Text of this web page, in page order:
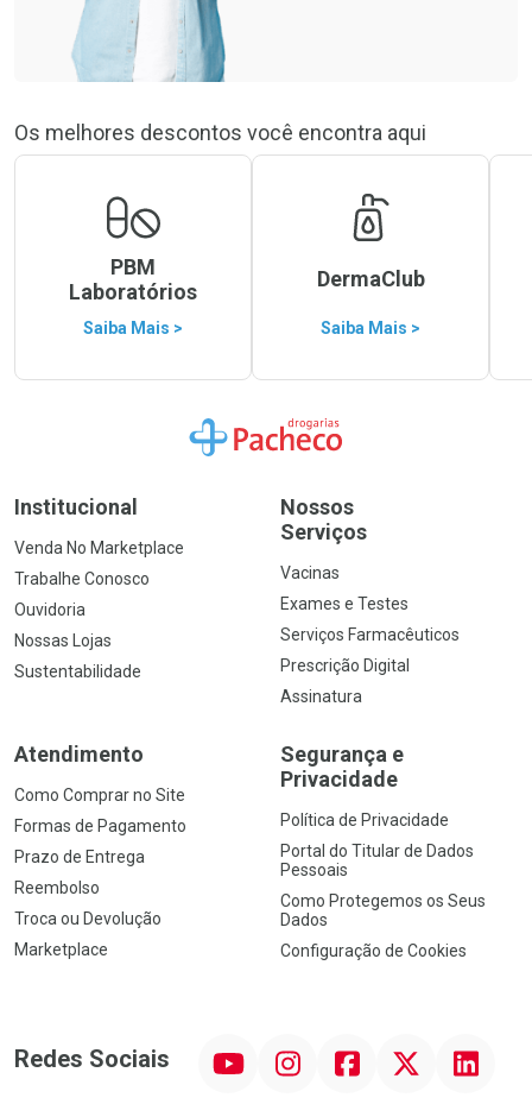
Os melhores descontos você encontra aqui
PBM
Laboratórios
Saiba Mais >
DermaClub
Saiba Mais >
Ir para a Home
Institucional
Venda No Marketplace
Trabalhe Conosco
Ouvidoria
Nossas Lojas
Sustentabilidade
Nossos
Serviços
Vacinas
Exames e Testes
Serviços Farmacêuticos
Prescrição Digital
Assinatura
Atendimento
Como Comprar no Site
Formas de Pagamento
Prazo de Entrega
Reembolso
Troca ou Devolução
Marketplace
Segurança e
Privacidade
Política de Privacidade
Portal do Titular de Dados
Pessoais
Como Protegemos os Seus
Dados
Configuração de Cookies
Redes Sociais InstagramFacebookTwitter Linkedin